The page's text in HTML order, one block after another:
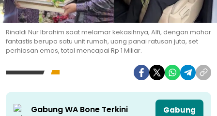
Rinaldi Nur Ibrahim saat melamar kekasihnya, Alfi, dengan mahar
fantastis berupa satu unit rumah, uang panai ratusan juta, set
perhiasan emas, total mencapai Rp 1 Miliar.
Gabung WA Bone Terkini Gabung